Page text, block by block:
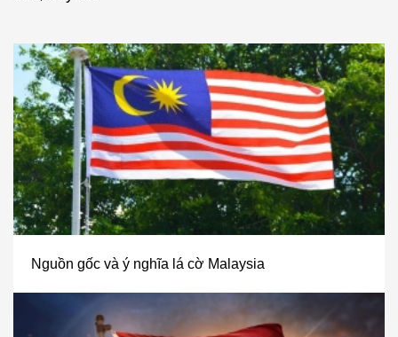
Nguồn gốc và ý nghĩa lá cờ Malaysia